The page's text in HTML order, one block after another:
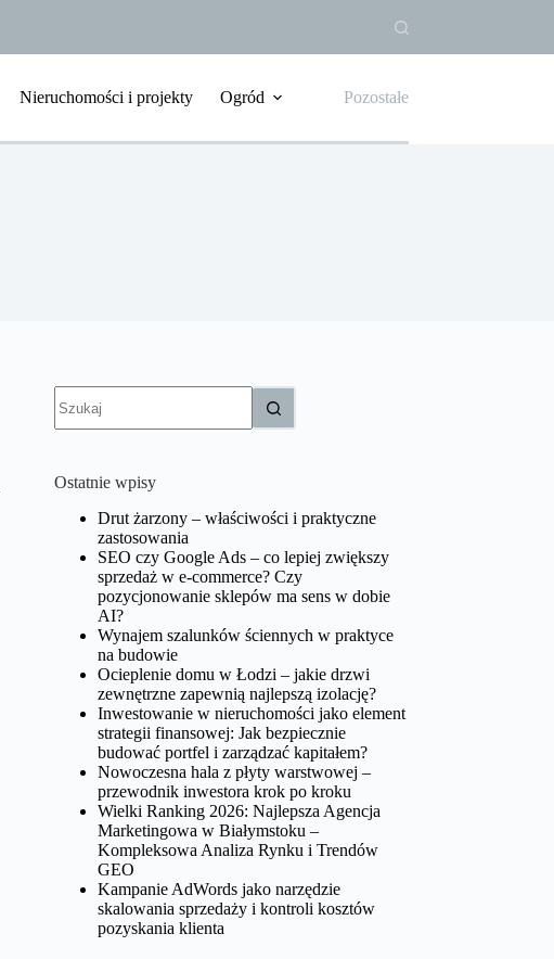
Nieruchomości i projekty Ogród Pozostałe
wyników
Ostatnie wpisy
Drut żarzony – właściwości i praktyczne
zastosowania
SEO czy Google Ads – co lepiej zwiększy
sprzedaż w e-commerce? Czy
pozycjonowanie sklepów ma sens w dobie
AI?
Wynajem szalunków ściennych w praktyce
na budowie
Ocieplenie domu w Łodzi – jakie drzwi
zewnętrzne zapewnią najlepszą izolację?
Inwestowanie w nieruchomości jako element
strategii finansowej: Jak bezpiecznie
budować portfel i zarządzać kapitałem?
Nowoczesna hala z płyty warstwowej –
przewodnik inwestora krok po kroku
Wielki Ranking 2026: Najlepsza Agencja
Marketingowa w Białymstoku –
Kompleksowa Analiza Rynku i Trendów
GEO
Kampanie AdWords jako narzędzie
skalowania sprzedaży i kontroli kosztów
pozyskania klienta